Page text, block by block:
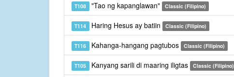
T108 "Tao ng kapanglawan" Classic (Filipino)
T114 Haring Hesus ay batiin Classic (Filipino)
T116 Kahanga-hangang pagtubos Classic (Filipino)
T105 Kanyang sarili di maaring iligtas Classic (Filipino)